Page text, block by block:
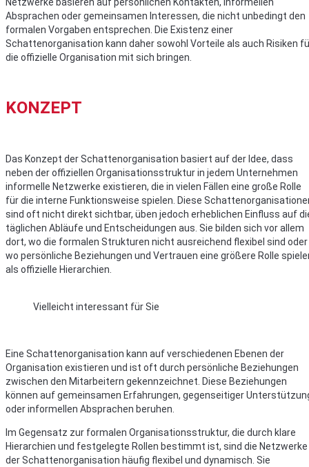
Absprachen oder gemeinsamen Interessen, die nicht unbedingt den
formalen Vorgaben entsprechen. Die Existenz einer
Schattenorganisation kann daher sowohl Vorteile als auch Risiken
die offizielle Organisation mit sich bringen.
KONZEPT
Das Konzept der Schattenorganisation basiert auf der Idee, dass
neben der offiziellen Organisationsstruktur in jedem Unternehmen
informelle Netzwerke existieren, die in vielen Fällen eine große Rolle
für die interne Funktionsweise spielen. Diese
sind oft nicht direkt sichtbar, üben jedoch erheblichen Einfluss auf
täglichen Abläufe und Entscheidungen aus. Sie bilden sich vor allem
dort, wo die formalen Strukturen nicht ausreichend flexibel sind oder
wo persönliche Beziehungen und Vertrauen eine größere Rolle
als offizielle Hierarchien.
Vielleicht interessant für Sie
Eine Schattenorganisation kann auf verschiedenen Ebenen der
Organisation existieren und ist oft durch persönliche Beziehungen
zwischen den Mitarbeitern gekennzeichnet. Diese Beziehungen
können auf gemeinsamen Erfahrungen, gegenseitiger
oder informellen Absprachen beruhen.
Im Gegensatz zur formalen Organisationsstruktur, die durch klare
Hierarchien und festgelegte Rollen bestimmt ist, sind die Netzwerke
der Schattenorganisation häufig flexibel und dynamisch. Sie